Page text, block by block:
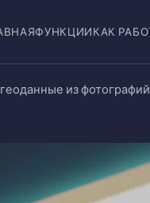
ФУНКЦИИКАК
из